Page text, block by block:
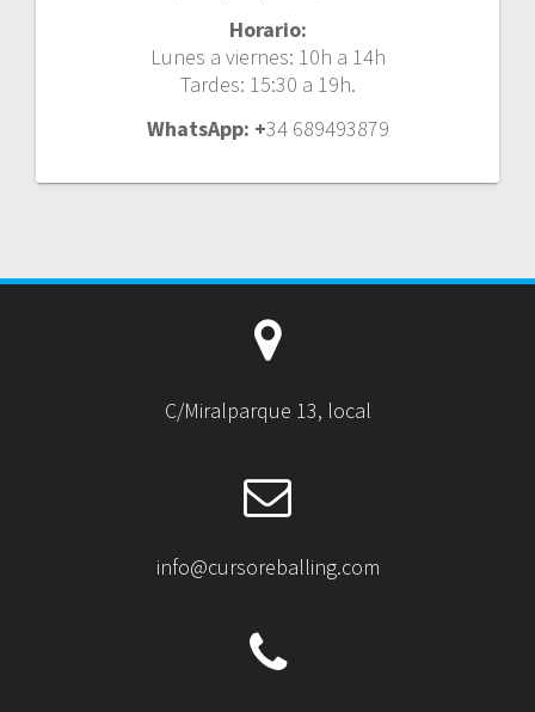
Horario:
Lunes a viernes: 10h a 14h
Tardes: 15:30 a 19h.
WhatsApp: +34 689493879
C/Miralparque 13, local
info@cursoreballing.com